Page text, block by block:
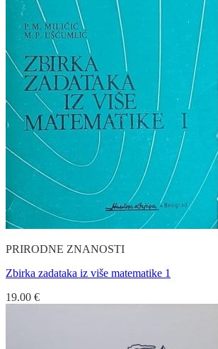
PRIRODNE ZNANOSTI
Zbirka zadataka iz više matematike 1
19.00 €